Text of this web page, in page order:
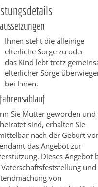
TAG
DES
OFFENEN
/
Ihnen steht die alleinige
elterliche Sorge zu oder
das Kind lebt trotz
elterlicher Sorge
bei Ihnen.
Sie Mutter geworden und
sind, erhalten Sie
nach der Geburt
das Angebot zur
Dieses Angebot
Vaterschaftsfeststellung und
von